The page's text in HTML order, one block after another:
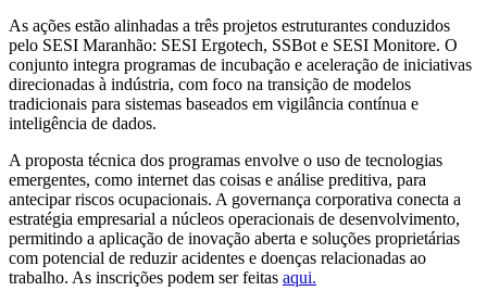
As ações estão alinhadas a três projetos estruturantes conduzidos
pelo SESI Maranhão: SESI Ergotech, SSBot e SESI Monitore. O
conjunto integra programas de incubação e aceleração de iniciativas
direcionadas à indústria, com foco na transição de modelos
tradicionais para sistemas baseados em vigilância contínua e
inteligência de dados.
A proposta técnica dos programas envolve o uso de tecnologias
emergentes, como internet das coisas e análise preditiva, para
antecipar riscos ocupacionais. A governança corporativa conecta a
estratégia empresarial a núcleos operacionais de desenvolvimento,
permitindo a aplicação de inovação aberta e soluções proprietárias
com potencial de reduzir acidentes e doenças relacionadas ao
trabalho. As inscrições podem ser feitas aqui.